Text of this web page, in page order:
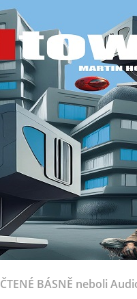
ČTENÉ BÁSNĚ neboli